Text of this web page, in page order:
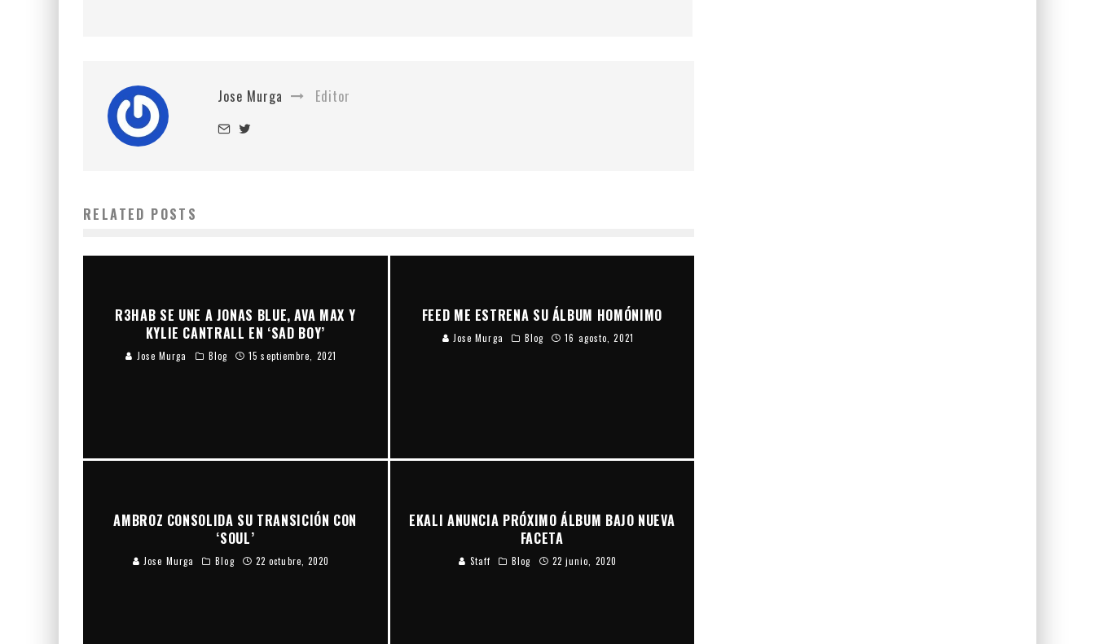
Jose Murga Editor
RELATED POSTS
R3HAB SE UNE A JONAS BLUE, AVA MAX Y
KYLIE CANTRALL EN ‘SAD BOY’
Jose Murga Blog 15 septiembre, 2021
FEED ME ESTRENA SU ÁLBUM HOMÓNIMO
Jose Murga Blog 16 agosto, 2021
AMBROZ CONSOLIDA SU TRANSICIÓN CON
‘SOUL’
Jose Murga Blog 22 octubre, 2020
EKALI ANUNCIA PRÓXIMO ÁLBUM BAJO NUEVA
FACETA
Staff Blog 22 junio, 2020